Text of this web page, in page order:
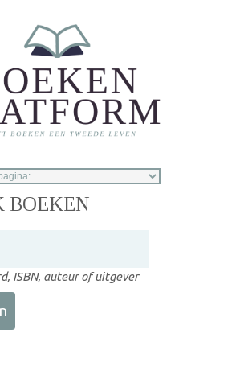
BOEKEN
ISBN, auteur of uitgever